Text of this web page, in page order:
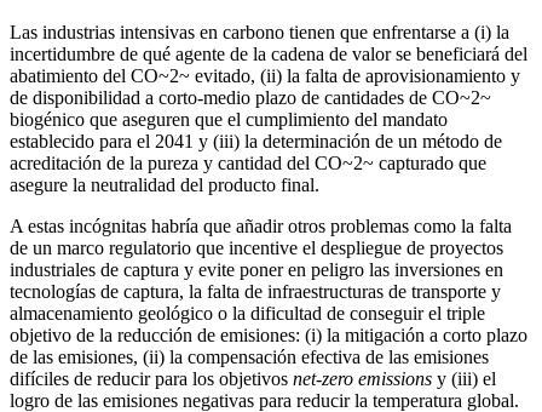
Las industrias intensivas en carbono tienen que enfrentarse a (i) la
incertidumbre de qué agente de la cadena de valor se beneficiará del
abatimiento del CO~2~ evitado, (ii) la falta de aprovisionamiento y
de disponibilidad a corto-medio plazo de cantidades de CO~2~
biogénico que aseguren que el cumplimiento del mandato
establecido para el 2041 y (iii) la determinación de un método de
acreditación de la pureza y cantidad del CO~2~ capturado que
asegure la neutralidad del producto final.
A estas incógnitas habría que añadir otros problemas como la falta
de un marco regulatorio que incentive el despliegue de proyectos
industriales de captura y evite poner en peligro las inversiones en
tecnologías de captura, la falta de infraestructuras de transporte y
almacenamiento geológico o la dificultad de conseguir el triple
objetivo de la reducción de emisiones: (i) la mitigación a corto plazo
de las emisiones, (ii) la compensación efectiva de las emisiones
difíciles de reducir para los objetivos net-zero emissions y (iii) el
logro de las emisiones negativas para reducir la temperatura global.